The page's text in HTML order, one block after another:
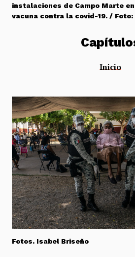
instalaciones de Campo Marte
vacuna contra la covid-19. /
Inicio
Fotos. Isabel Briseño